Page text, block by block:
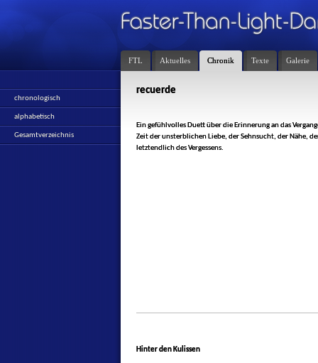
FTL Aktuelles Chronik Texte Galerie
chronologisch
alphabetisch
Gesamtverzeichnis
recuerde
Ein gefühlvolles Duett über die Erinnerung an das
Zeit der unsterblichen Liebe, der Sehnsucht, der Nähe,
letztendlich des Vergessens.
Hinter den Kulissen